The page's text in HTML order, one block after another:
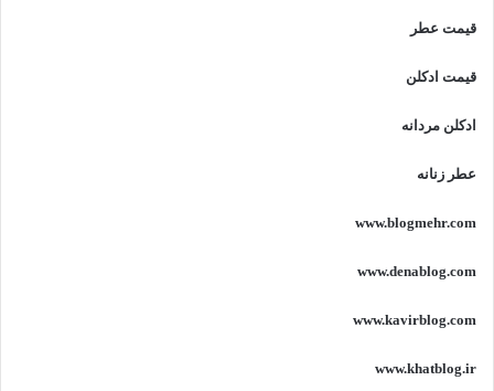
قیمت عطر
قیمت ادکلن
ادکلن مردانه
عطر زنانه
www.blogmehr.com
www.denablog.com
www.kavirblog.com
www.khatblog.ir